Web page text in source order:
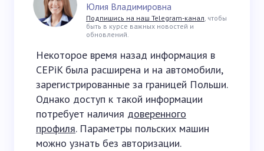
Юлия Владимировна
Подпишись на наш Telegram-канал, чтобы
быть в курсе важных новостей и
обновлений.
Некоторое время назад информация в
CEPiK была расширена и на автомобили,
зарегистрированные за границей Польши.
Однако доступ к такой информации
потребует наличия доверенного
профиля. Параметры польских машин
можно узнать без авторизации.